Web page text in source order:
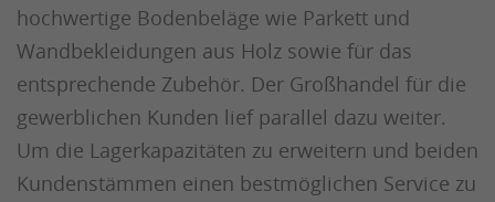
hochwertige Bodenbeläge wie Parkett und
Wandbekleidungen aus Holz sowie für das
entsprechende Zubehör. Der Großhandel für die
gewerblichen Kunden lief parallel dazu weiter.
Um die Lagerkapazitäten zu erweitern und beiden
Kundenstämmen einen bestmöglichen Service zu